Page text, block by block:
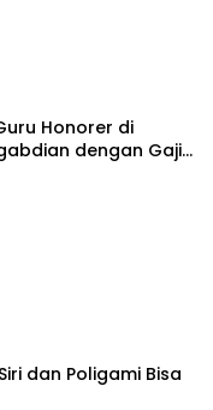
Honorer di
dengan Gaji
dan Poligami Bisa